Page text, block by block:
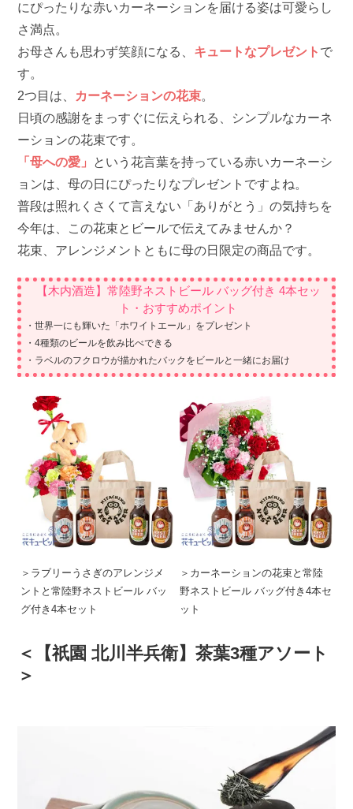
にぴったりな赤いカーネーションを届ける姿は可愛らし
さ満点。
お母さんも思わず笑顔になる、 キュートなプレゼント で
す。
2つ目は、 カーネーションの花束。
日頃の感謝をまっすぐに伝えられる、シンプルなカーネ
ーションの花束です。
「母への愛」 という花言葉を持っている赤いカーネーシ
ョンは、母の日にぴったりなプレゼントですよね。
普段は照れくさくて言えない「ありがとう」の気持ちを
今年は、この花束とビールで伝えてみませんか？
花束、アレンジメントともに母の日限定の商品です。
【木内酒造】常陸野ネストビール バッグ付き 4本セッ
ト・おすすめポイント
・世界一にも輝いた「ホワイトエール」をプレゼント
・4種類のビールを飲み比べできる
・ラベルのフクロウが描かれたバックをビールと一緒にお届け
＞ラブリーうさぎのアレンジメ
ントと常陸野ネストビール バッ
グ付き4本セット
＞カーネーションの花束と常陸
野ネストビール バッグ付き4本セ
ット
＜【祇園 北川半兵衛】茶葉3種アソート
＞